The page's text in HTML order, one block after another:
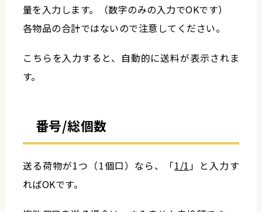
量を入力します。（数字のみの入力でOKです）
各物品の合計ではないので注意してください。
こちらを入力すると、自動的に送料が表示されま
す。
番号/総個数
送る荷物が1つ（1個口）なら、「1/1」と入力す
ればOKです。